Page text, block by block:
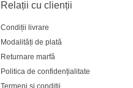
Relații cu clienții
Condiții livrare
Modalități de plată
Returnare marfă
Politica de confidențialitate
Termeni și condiții